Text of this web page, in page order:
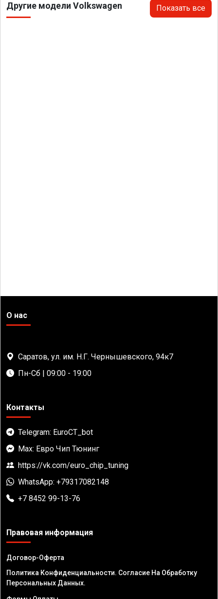
Другие модели Volkswagen Показать все
О нас
Саратов, ул. им. Н.Г. Чернышевского, 94к7
Пн-Сб | 09:00 - 19:00
Контакты
Telegram: EuroCT_bot
Max: Евро Чип Тюнинг
https://vk.com/euro_chip_tuning
WhatsApp: +79317082148
+7 8452 99-13-76
Правовая информация
Договор-Оферта
Политика Конфиденциальности. Согласие На Обработку
Персональных Данных.